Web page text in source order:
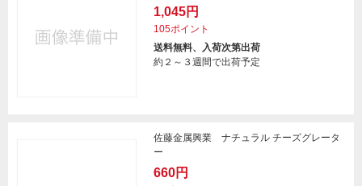
1,045円
105ポイント
送料無料、入荷次第出荷
約２～３週間で出荷予定
佐藤金属興業 ナチュラル チーズグレータ
ー
660円